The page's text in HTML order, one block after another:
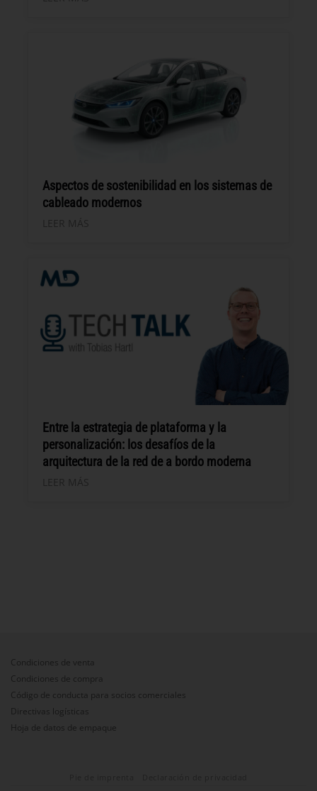
Aspectos de sostenibilidad en los sistemas de
cableado modernos
Entre la estrategia de plataforma y la
personalización: los desafíos de la
arquitectura de la red de a bordo moderna
Condiciones de venta
Condiciones de compra
Código de conducta para socios comerciales
Directivas logísticas
Hoja de datos de empaque